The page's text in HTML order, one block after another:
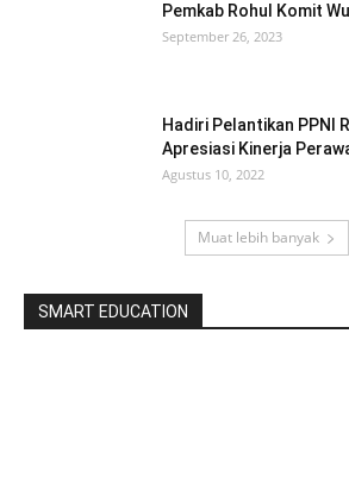
Pemkab Rohul Komit
September 26, 2023
Hadiri Pelantikan PPNI
Apresiasi Kinerja
Agustus 10, 2022
Muat lebih banyak
SMART EDUCATION